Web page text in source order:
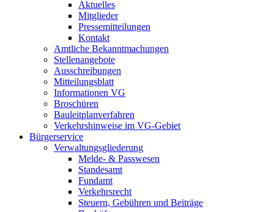
Aktuelles
Mitglieder
Pressemitteilungen
Kontakt
Amtliche Bekanntmachungen
Stellenangebote
Ausschreibungen
Mitteilungsblatt
Informationen VG
Broschüren
Bauleitplanverfahren
Verkehrshinweise im VG-Gebiet
Bürgerservice
Verwaltungsgliederung
Melde- & Passwesen
Standesamt
Fundamt
Verkehrsrecht
Steuern, Gebühren und Beiträge